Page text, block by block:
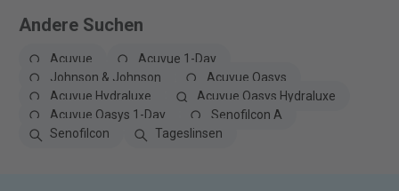
Andere Suchen
Acuvue
Acuvue 1-Day
Johnson & Johnson
Acuvue Oasys
Acuvue Hydraluxe
Acuvue Oasys Hydraluxe
Acuvue Oasys 1-Day
Senofilcon A
Senofilcon
Tageslinsen